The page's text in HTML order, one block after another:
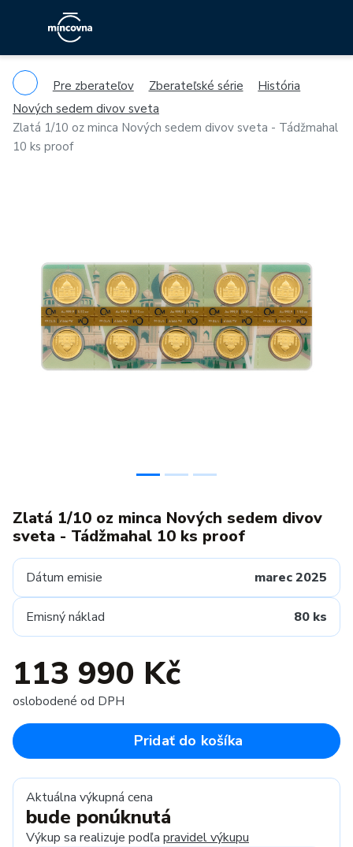
Pre zberateľov Zberateľské série
História
Nových sedem divov sveta
Zlatá 1/10 oz minca Nových sedem divov sveta - Tádžmahal
10 ks proof
Previous
Zlatá 1/10 oz minca Nových sedem divov
sveta - Tádžmahal 10 ks proof
Dátum emisie marec 2025
Emisný náklad 80 ks
113 990 Kč
oslobodené od DPH
Pridať do košíka
Aktuálna výkupná cena
bude ponúknutá
Výkup sa realizuje podľa pravidel výkupu